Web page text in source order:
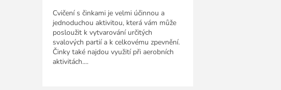
Cvičení s činkami je velmi účinnou a
jednoduchou aktivitou, která vám může
posloužit k vytvarování určitých
svalových partií a k celkovému zpevnění.
Činky také najdou využití při aerobních
aktivitách....